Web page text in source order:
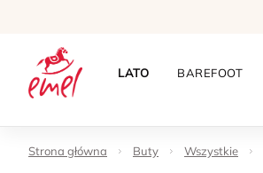
LATO BAREFOOT
Strona główna Buty Wszystkie